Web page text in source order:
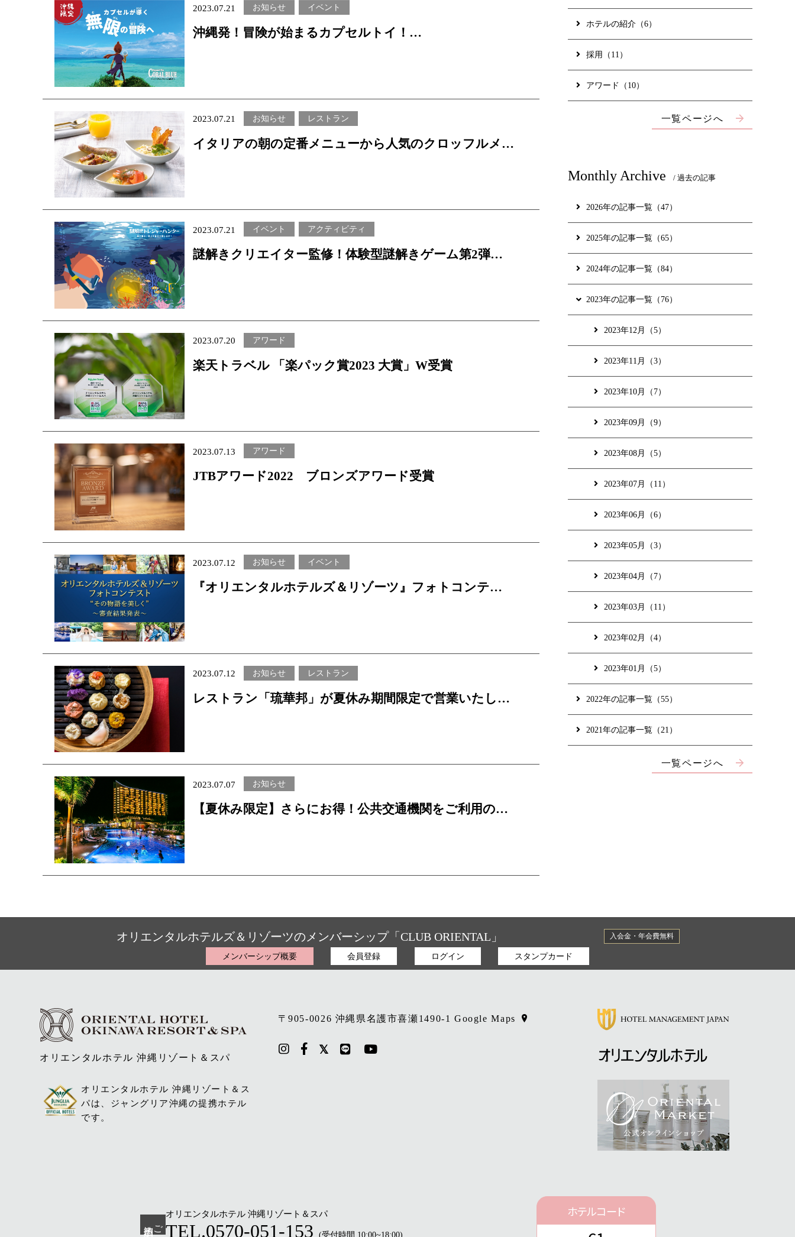
2026 夏休みイベント情報
2026 夏休み/9月イベント情報 伝統芸能「エイサー」を体感
する『エイサーナイト』を全 14 回開催
2026年 9月 レイトサマー イベント情報 〈
暑さが和らぎ涼しさも感じられる9月は、夏の終わりの夜
本評点及び口コミ内容はGoogleに提供され、
Gooleの評価と口コミの概要として掲示されていま
2023.07.21 お知らせ イベント
沖縄発！冒険が始まるカプセルトイ！
2023.07.21 お知らせ レストラン
イタリアの朝の定番メニューから人気のクロッフルメニ
2023.07.21 イベント アクティビティ
謎解きクリエイター監修！体験型謎解きゲーム第2弾！
2023.07.20 アワード
楽天トラベル 「楽パック賞2023 大賞」W受賞
2023.07.13 アワード
JTBアワード2022 ブロンズアワード受賞
2023.07.12 お知らせ イベント
『オリエンタルホテルズ＆リゾーツ』フォトコンテス
2023.07.12 お知らせ レストラン
レストラン「琉華邦」が夏休み期間限定で営業いたしま
2023.07.07 お知らせ
【夏休み限定】さらにお得！公共交通機関をご利用の宿
ホテルの紹介（6）
採用（11）
アワード（10）
一覧ページへ
Monthly Archive / 過去の記事
2026年の記事一覧（47）
2025年の記事一覧（65）
2024年の記事一覧（84）
2023年の記事一覧（76）
2023年12月（5）
2023年11月（3）
2023年10月（7）
2023年09月（9）
2023年08月（5）
2023年07月（11）
2023年06月（6）
2023年05月（3）
2023年04月（7）
2023年03月（11）
2023年02月（4）
2023年01月（5）
2022年の記事一覧（55）
2021年の記事一覧（21）
一覧ページへ
入会金・年会費無料
オリエンタルホテルズ＆リゾーツの メンバーシップ「CLUB ORIENTAL」
メンバーシップ概要 会員登録 ログイン スタンプカード
オリエンタルホテル 沖縄リゾート＆スパ
オリエンタルホテル 沖縄リゾート＆ス
パは、ジャングリア沖縄の提携ホテル
です。
〒905-0026 沖縄県名護市喜瀬1490-1 Google Maps
オリエンタルホテル 沖縄リゾート＆スパ
TEL.0570-051-153 (受付時間 10:00~18:00)
ホテルコード